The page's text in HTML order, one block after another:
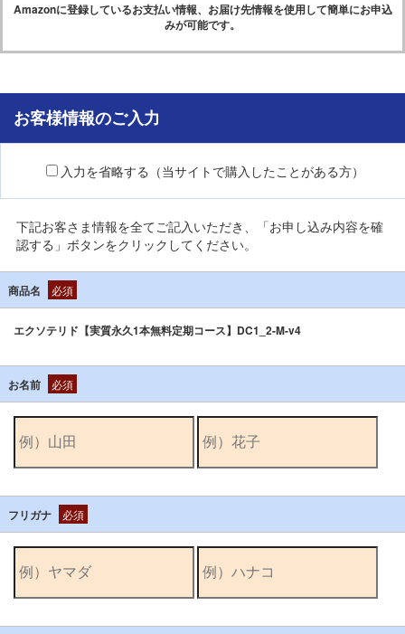
Amazonに登録しているお支払い情報、お届け先情報を使用して簡単にお申込
みが可能です。
お客様情報のご入力
入力を省略する（当サイトで購入したことがある方）
下記お客さま情報を全てご記入いただき、「お申し込み内容を確
認する」ボタンをクリックしてください。
商品名 必須
エクソテリド【実質永久1本無料定期コース】DC1_2-M-v4
お名前 必須
フリガナ 必須